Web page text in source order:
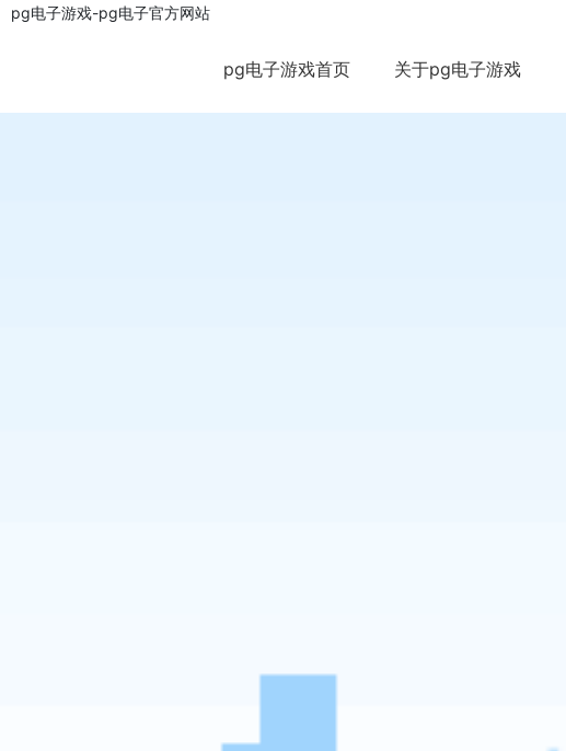
pg电子游戏-pg电子官方网站
pg电子游戏首页 关于pg电子游戏